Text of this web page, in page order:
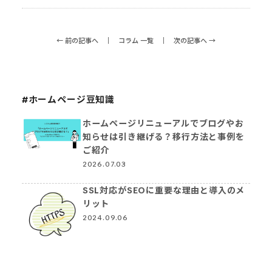
← 前の記事へ コラム 一覧 次の記事へ →
#ホームページ豆知識
ホームページリニューアルでブログやお
知らせは引き継げる？移行方法と事例を
ご紹介
2026.07.03
SSL対応がSEOに重要な理由と導入のメ
リット
2024.09.06